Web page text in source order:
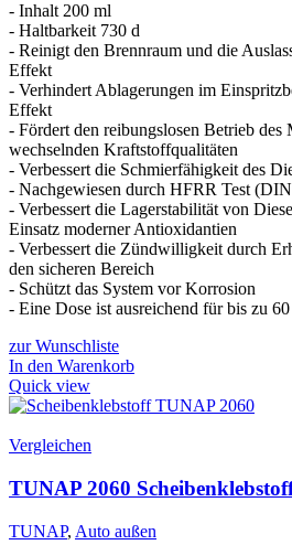
- Inhalt 200 ml
- Haltbarkeit 730 d
- Reinigt den Brennraum und die
Effekt
- Verhindert Ablagerungen im
Effekt
- Fördert den reibungslosen Betrieb des
wechselnden Kraftstoffqualitäten
- Verbessert die Schmierfähigkeit des
- Nachgewiesen durch HFRR Test
- Verbessert die Lagerstabilität von
Einsatz moderner Antioxidantien
- Verbessert die Zündwilligkeit durch
den sicheren Bereich
- Schützt das System vor Korrosion
- Eine Dose ist ausreichend für bis zu
zur Wunschliste
In den Warenkorb
Quick view
Vergleichen
TUNAP 2060
TUNAP, Auto außen